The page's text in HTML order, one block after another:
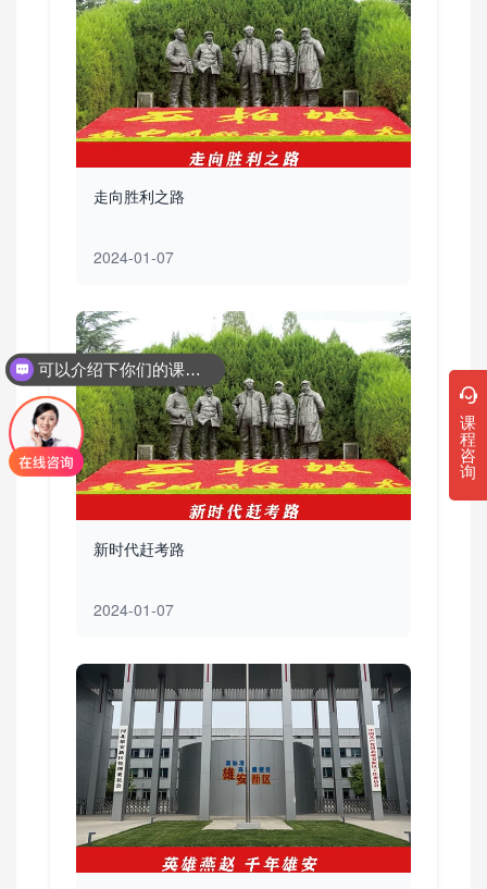
走向胜利之路
2024-01-07
新时代赶考路
2024-01-07
课
程
咨
询
可以介绍下你们的课程吗？